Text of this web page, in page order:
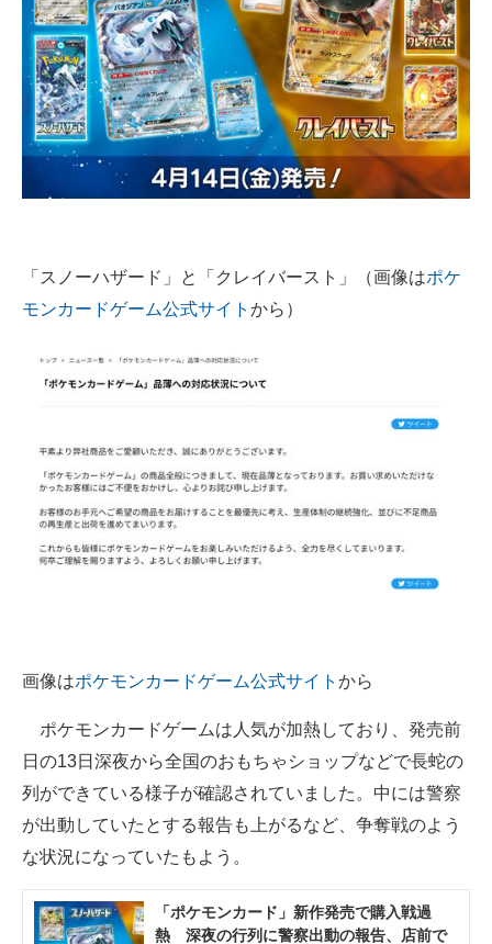
企業ITのトレンドを詳説
経営リーダーのコミュニティ
マーケ×ITの今がよく分かる
ITエンジニア向け専門サイト
製造業のIT導入・活用を支援
モノづくり技術者専門サイト
電子設計の基本と応用
建設×テクノロジーの最前線
「スノーハザード」と「クレイバースト」（画像はポケ
モンカードゲーム公式サイト から）
画像はポケモンカードゲーム公式サイト から
ポケモンカードゲームは人気が加熱しており、発売前
日の13日深夜から全国のおもちゃショップなどで長蛇の
列ができている様子が確認されていました。中には警察
が出動していたとする報告も上がるなど、争奪戦のよう
な状況になっていたもよう。
「ポケモンカード」新作発売で購入戦過
熱 深夜の行列に警察出動の報告、店前で